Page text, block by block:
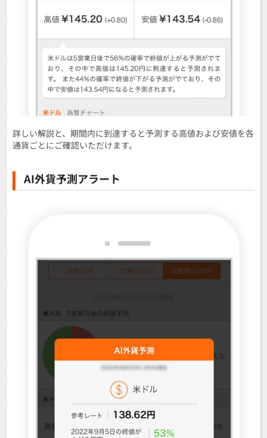
詳しい解説と、期間内に到達すると予測する高値および安値を各
通貨ごとにご確認いただけます。
AI外貨予測アラート